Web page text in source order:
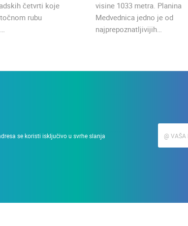
četvrti koje
rubu
visine 1033 metra. Planina
Medvednica jedno je od
najprepoznatljivijih…
se koristi isključivo u svrhe slanja